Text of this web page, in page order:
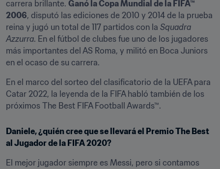
carrera brillante. Ganó la Copa Mundial de la FIFA™
2006, disputó las ediciones de 2010 y 2014 de la prueba
reina y jugó un total de 117 partidos con la Squadra
Azzurra. En el fútbol de clubes fue uno de los jugadores
más importantes del AS Roma, y militó en Boca Juniors
en el ocaso de su carrera.
En el marco del sorteo del clasificatorio de la UEFA para
Catar 2022, la leyenda de la FIFA habló también de los
próximos The Best FIFA Football Awards™.
Daniele, ¿quién cree que se llevará el Premio The Best
al Jugador de la FIFA 2020?
El mejor jugador siempre es Messi, pero si contamos